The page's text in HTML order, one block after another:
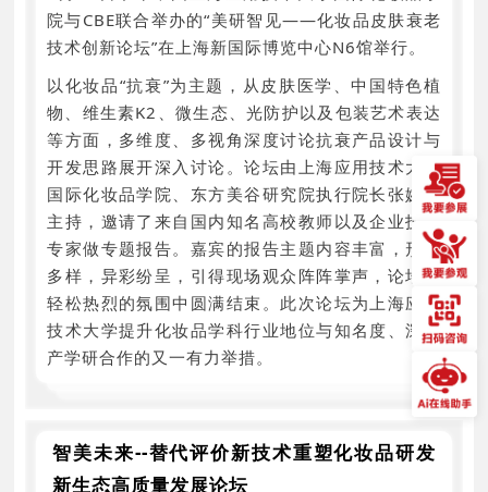
院与CBE联合举办的“美研智见——化妆品皮肤衰老
技术创新论坛”在上海新国际博览中心N6馆举行。
以化妆品“抗衰”为主题，从皮肤医学、中国特色植
物、维生素K2、微生态、光防护以及包装艺术表达
等方面，多维度、多视角深度讨论抗衰产品设计与
开发思路展开深入讨论。论坛由上海应用技术大学
国际化妆品学院、东方美谷研究院执行院长张婉萍
主持，邀请了来自国内知名高校教师以及企业技术
专家做专题报告。嘉宾的报告主题内容丰富，形式
多样，异彩纷呈，引得现场观众阵阵掌声，论坛在
轻松热烈的氛围中圆满结束。此次论坛为上海应用
技术大学提升化妆品学科行业地位与知名度、深化
产学研合作的又一有力举措。
智美未来--替代评价新技术重塑化妆品研发
新生态高质量发展论坛